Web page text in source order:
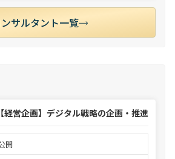
サルタント一覧
経営企画】デジタル戦略の企画・推進
開